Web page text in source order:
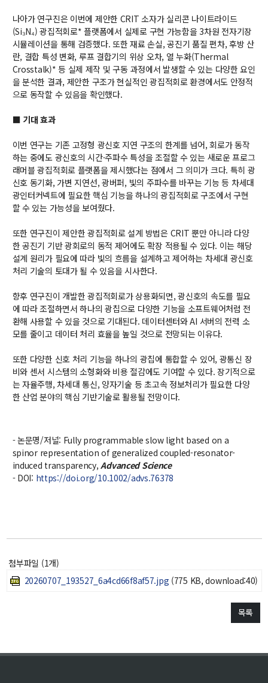
30주년
30주년 기념 동영상
회고록
학부 비전
학부장 감사 인사
신임교수초빙
초빙안내
지원서 작성
나아가 연구진은 이번에 제안한 CRIT 소자가 실리콘 나이트라이드
(Si₃N₄) 광집적회로* 플랫폼에서 실제로 구현 가능함을 3차원 전자기장
시뮬레이션을 통해 검증했다. 또한 재료 손실, 공진기 품질 편차, 후방 산
란, 결합 특성 변화, 루프 결합기의 위상 오차, 열 누화(Thermal
Crosstalk)* 등 실제 제작 및 구동 과정에서 발생할 수 있는 다양한 요인
을 분석한 결과, 제안한 구조가 현실적인 광집적회로 환경에서도 안정적
으로 동작할 수 있음을 확인했다.
■ 기대 효과
이번 연구는 기존 고정형 광신호 지연 구조의 한계를 넘어, 회로가 동작
하는 중에도 광신호의 시간·주파수 특성을 조절할 수 있는 새로운 프로그
래머블 광집적회로 플랫폼을 제시했다는 점에서 그 의미가 크다. 특히 광
신호 동기화, 가변 지연선, 광버퍼, 빛의 주파수를 바꾸는 기능 등 차세대
광인터커넥트에 필요한 핵심 기능을 하나의 광집적회로 구조에서 구현
할 수 있는 가능성을 보여줬다.
또한 연구진이 제안한 광집적회로 설계 방법은 CRIT 뿐만 아니라 다양
한 공진기 기반 광회로의 동적 제어에도 확장 적용될 수 있다. 이는 해당
설계 원리가 필요에 따라 빛의 흐름을 설계하고 제어하는 차세대 광신호
처리 기술의 토대가 될 수 있음을 시사한다.
향후 연구진이 개발한 광집적회로가 상용화되면, 광신호의 속도를 필요
에 따라 조절하면서 하나의 광칩으로 다양한 기능을 소프트웨어처럼 전
환해 사용할 수 있을 것으로 기대된다. 데이터센터와 AI 서버의 전력 소
모를 줄이고 데이터 처리 효율을 높일 것으로 전망되는 이유다.
또한 다양한 신호 처리 기능을 하나의 광칩에 통합할 수 있어, 광통신 장
비와 센서 시스템의 소형화와 비용 절감에도 기여할 수 있다. 장기적으로
는 자율주행, 차세대 통신, 양자기술 등 초고속 정보처리가 필요한 다양
한 산업 분야의 핵심 기반기술로 활용될 전망이다.
- 논문명/저널: Fully programmable slow light based on a
spinor representation of generalized coupled-resonator-
induced transparency,Advanced Science
- DOI: https://doi.org/10.1002/advs.76378
첨부파일 (1개)
20260707_193527_6a4cd66f8af57.jpg (775 KB, download:40)
목록